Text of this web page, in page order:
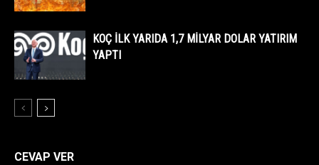
KOÇ İLK YARIDA 1,7 MİLYAR DOLAR YATIRIM
YAPTI
CEVAP VER